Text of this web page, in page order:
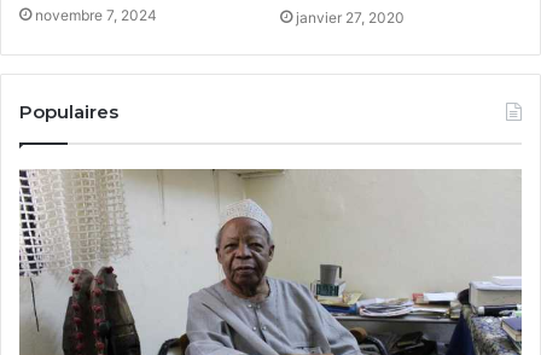
novembre 7, 2024 janvier 27, 2020
Populaires